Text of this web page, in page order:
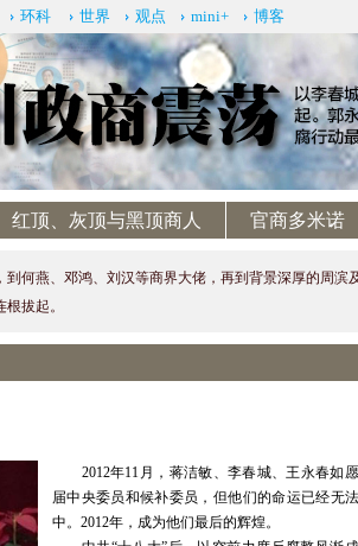
环科 世界 观点 mini+ 博客
红顶、灰顶与黑顶商人 官商多米诺
何燕、邓鸿、刘汉等商界大佬，再到背景深厚的周滨
拔起。
2012年11月，蒋洁敏、李春城、王永春如
届中央委员和候补委员，但他们的命运已经无
中。2012年，成为他们最后的辉煌。